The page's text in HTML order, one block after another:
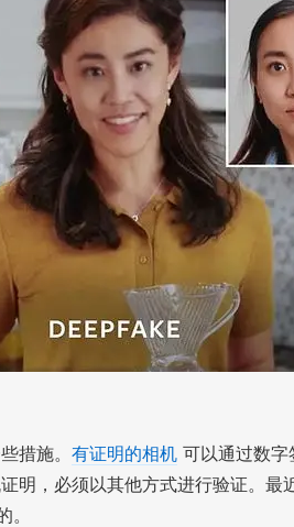
措施。 有证明的相机 可以通过数
明，必须以其他方式进行验证。